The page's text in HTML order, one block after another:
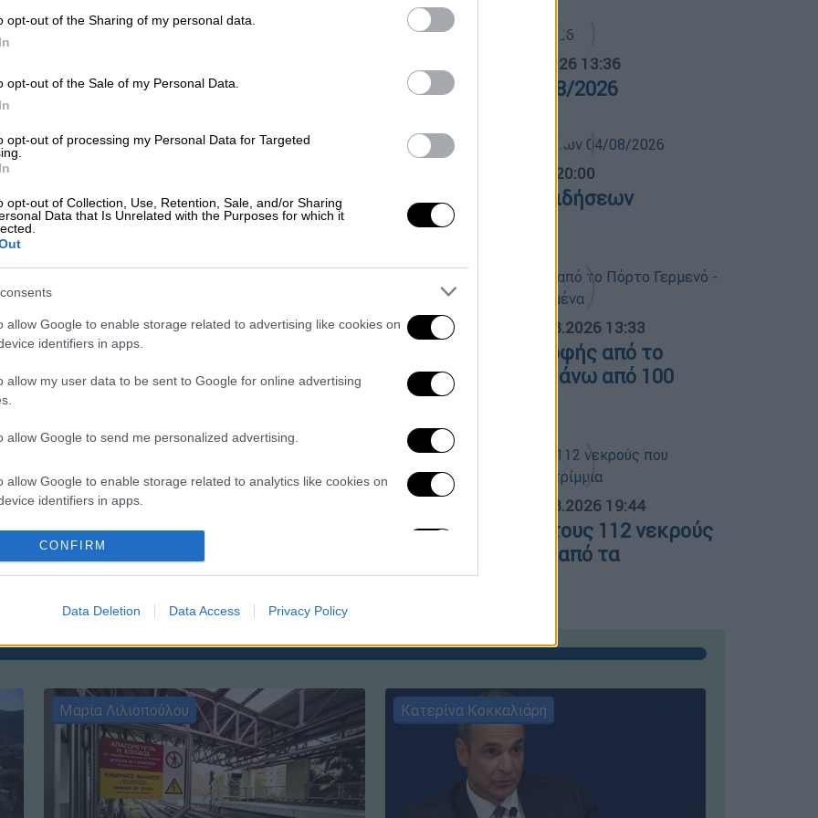
opt-out of the Sharing of my personal data.
opt-out of the Sale of my Personal Data.
opt-out of processing my Personal Data for Targeted
opt-out of Collection, Use, Retention, Sale, and/or Sharing
Data that Is Unrelated with the Purposes for which it
allow Google to enable storage related to advertising like cookies on
identifiers in apps.
allow my user data to be sent to Google for online advertising
allow Google to send me personalized advertising.
allow Google to enable storage related to analytics like cookies on
identifiers in apps.
allow Google to enable storage related to functionality of the website
functionality and fraud prevention, and other user protection.
CONFIRM
Data Deletion Data Access Privacy Policy
Shia LaBeouf: Τον κατηγορεί για
κακοποίηση η πρώην σύντροφός
Η μουσικός FKA Twigs κατηγορεί τον
πρώην σύντροφό της, ηθοποιό Σάια
συμπεριφορά
σεξουαλική επίθεση
05.08.2026 13:36
Ώρα Ελλάδος 05/08/2026
04.08.2026 20:00
Κεντρικό δελτίο ειδήσεων
04/08/2026
ΑΠΟΣΠΑΣΜΑΤΑ... 04.08.2026 13:33
Εικόνες καταστροφής από το
Πόρτο Γερμενό - Πάνω από 100
σπίτια καμένα
05.08.2026 19:44
Γάζα: Θρήνος για τους 112 νεκρούς
που ανασύρθηκαν από τα
συντρίμμια
Μαρία Λιλιοπούλου Κατερίνα Κοκκαλιάρη